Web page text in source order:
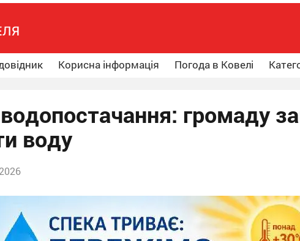
Корисна інформація Погода в Ковелі
громаду
воду